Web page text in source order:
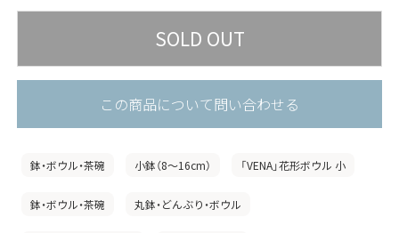
この商品について問い合わせる
鉢・ボウル・茶碗 小鉢（8〜16cm） 「VENA」花形ボウル 小
鉢・ボウル・茶碗 丸鉢・どんぶり・ボウル